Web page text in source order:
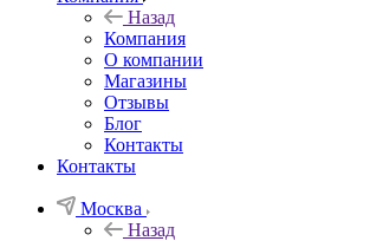
Назад
Компания
О компании
Магазины
Отзывы
Блог
Контакты
Контакты
Москва
Назад